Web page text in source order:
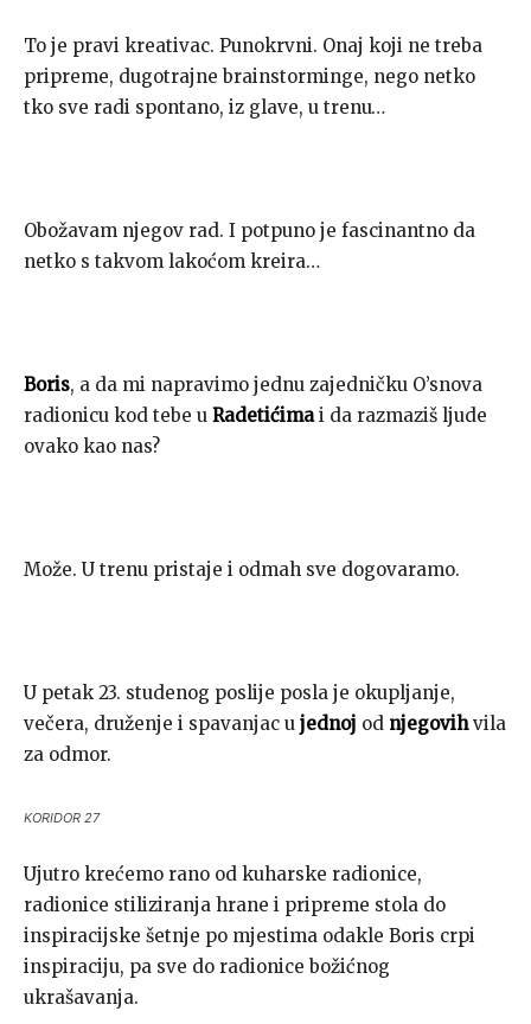
To je pravi kreativac. Punokrvni. Onaj koji ne treba
pripreme, dugotrajne brainstorminge, nego netko
tko sve radi spontano, iz glave, u trenu…
Obožavam njegov rad. I potpuno je fascinantno da
netko s takvom lakoćom kreira…
Boris, a da mi napravimo jednu zajedničku O’snova
radionicu kod tebe u Radetićima i da razmaziš ljude
ovako kao nas?
Može. U trenu pristaje i odmah sve dogovaramo.
U petak 23. studenog poslije posla je okupljanje,
večera, druženje i spavanjac u jednoj od njegovih vila
za odmor.
KORIDOR 27
Ujutro krećemo rano od kuharske radionice,
radionice stiliziranja hrane i pripreme stola do
inspiracijske šetnje po mjestima odakle Boris crpi
inspiraciju, pa sve do radionice božićnog
ukrašavanja.